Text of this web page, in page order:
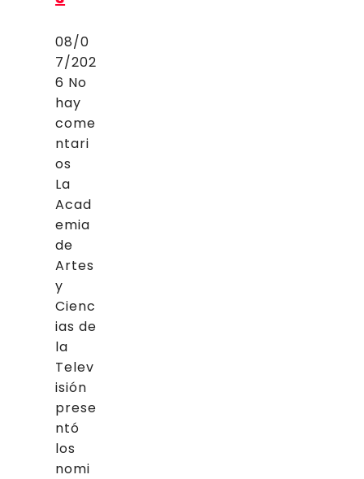
08/0
7/202
6 No
hay
come
ntari
os
La
Acad
emia
de
Artes
y
Cienc
ias de
la
Telev
isión
prese
ntó
los
nomi